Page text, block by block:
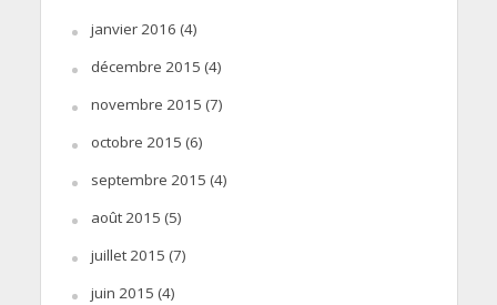
janvier 2016 (4)
décembre 2015 (4)
novembre 2015 (7)
octobre 2015 (6)
septembre 2015 (4)
août 2015 (5)
juillet 2015 (7)
juin 2015 (4)